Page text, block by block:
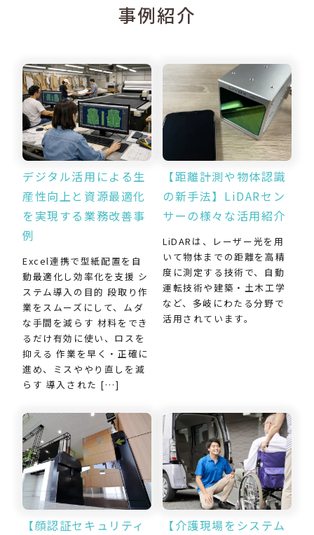
事例紹介
デジタル活用による生
産性向上と資源最適化
を実現する業務改善事
例
Excel連携で型紙配置を自
動最適化し効率化を支援 シ
ステム導入の目的 段取り作
業をスムーズにして、ムダ
な手間を減らす 材料をでき
るだけ有効に使い、ロスを
抑える 作業を早く・正確に
進め、ミスややり直しを減
らす 導入された […]
【距離計測や物体認識
の新手法】LiDARセン
サーの様々な活用紹介
LiDARは、レーザー光を用
いて物体までの距離を高精
度に測定する技術で、自動
運転技術や建築・土木工学
など、多岐にわたる分野で
活用されています。
【顔認証セキュリティ
【介護現場をシステム